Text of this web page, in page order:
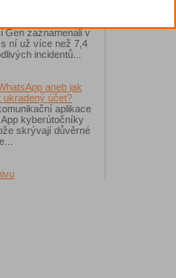
Gen zaznamenali v
ní už více než 7,4
incidentů...
aneb jak
ukradený účet?
aplikace
kyberútočníky
skrývají důvěrné